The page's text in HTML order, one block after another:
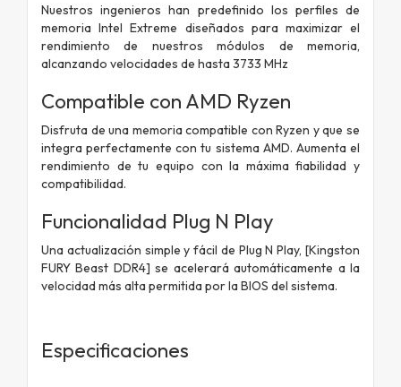
Nuestros ingenieros han predefinido los perfiles de
memoria Intel Extreme diseñados para maximizar el
rendimiento de nuestros módulos de memoria,
alcanzando velocidades de hasta 3733 MHz
Compatible con AMD Ryzen
Disfruta de una memoria compatible con Ryzen y que se
integra perfectamente con tu sistema AMD. Aumenta el
rendimiento de tu equipo con la máxima fiabilidad y
compatibilidad.
Funcionalidad Plug N Play
Una actualización simple y fácil de Plug N Play, [Kingston
FURY Beast DDR4] se acelerará automáticamente a la
velocidad más alta permitida por la BIOS del sistema.
Especificaciones